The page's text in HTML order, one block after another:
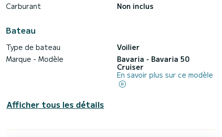
Carburant
Non inclus
Bateau
Type de bateau
Voilier
Marque - Modèle
Bavaria - Bavaria 50
Cruiser
En savoir plus sur ce modèle
Afficher tous les détails